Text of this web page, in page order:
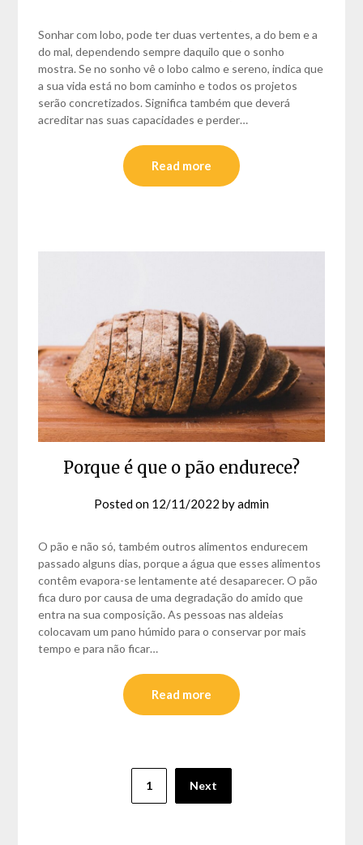
Sonhar com lobo, pode ter duas vertentes, a do bem e a
do mal, dependendo sempre daquilo que o sonho
mostra. Se no sonho vê o lobo calmo e sereno, indica que
a sua vida está no bom caminho e todos os projetos
serão concretizados. Significa também que deverá
acreditar nas suas capacidades e perder…
Read more
Porque é que o pão endurece?
Posted on 12/11/2022 byadmin
O pão e não só, também outros alimentos endurecem
passado alguns dias, porque a água que esses alimentos
contêm evapora-se lentamente até desaparecer. O pão
fica duro por causa de uma degradação do amido que
entra na sua composição. As pessoas nas aldeias
colocavam um pano húmido para o conservar por mais
tempo e para não ficar…
Read more
1 Next